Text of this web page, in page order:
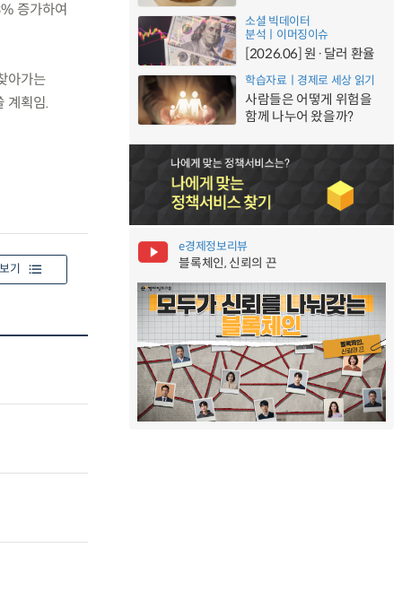
증가하여
아가는
계획임.
기
소셜 빅데이터
분석ㅣ이머징이슈
[2026.06] 원·달러 환율
학습자료ㅣ경제로 세상 읽기
사람들은 어떻게 위험을
함께 나누어 왔을까?
e경제정보리뷰
블록체인, 신뢰의 끈